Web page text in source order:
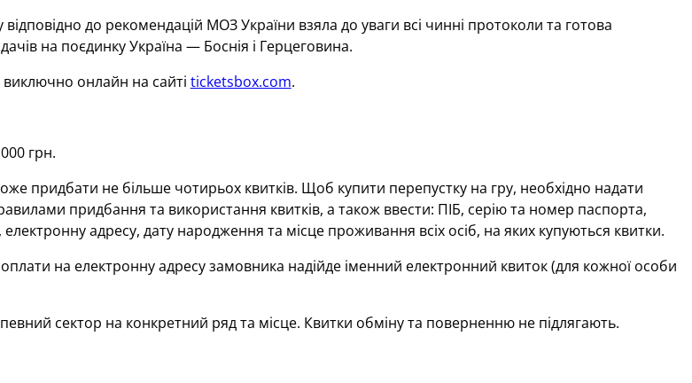
відповідно до рекомендацій МОЗ України взяла до уваги всі чинні протоколи та готова
на поєдинку Україна — Боснія і Герцеговина.
виключно онлайн на сайті ticketsbox.com.
грн.
придбати не більше чотирьох квитків. Щоб купити перепустку на гру, необхідно надати
придбання та використання квитків, а також ввести: ПІБ, серію та номер паспорта,
адресу, дату народження та місце проживання всіх осіб, на яких купуються квитки.
на електронну адресу замовника надійде іменний електронний квиток (для кожної особи
сектор на конкретний ряд та місце. Квитки обміну та поверненню не підлягають.